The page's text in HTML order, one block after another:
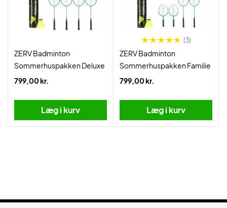
ZERV Badminton
Sommerhuspakken Deluxe
799,00 kr.
Læg i kurv
(3)
ZERV Badminton
Sommerhuspakken Familie
799,00 kr.
Læg i kurv